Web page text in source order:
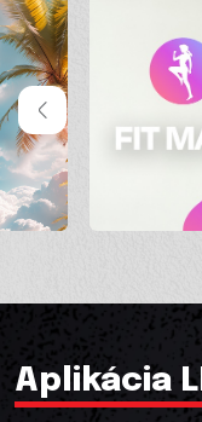
Aplikácia